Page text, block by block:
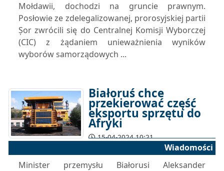
Mołdawii, dochodzi na gruncie prawnym.
Posłowie ze zdelegalizowanej, prorosyjskiej partii
Șor zwrócili się do Centralnej Komisji Wyborczej
(CIC) z żądaniem unieważnienia wyników
wyborów samorządowych ...
Białoruś chce
przekierować część
eksportu sprzętu do
Afryki
15-04-2024 10:21
Wiadomości
Minister przemysłu Białorusi Aleksander